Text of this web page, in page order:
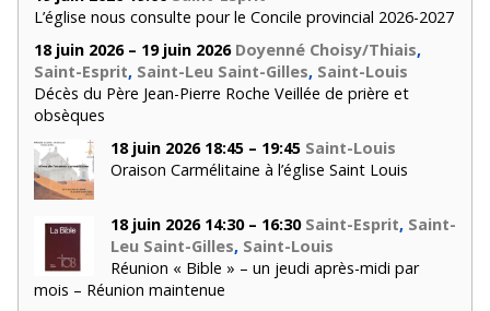
L’église nous consulte pour le Concile provincial 2026-2027
18 juin 2026 – 19 juin 2026 Doyenné Choisy/Thiais,
Saint-Esprit, Saint-Leu Saint-Gilles, Saint-Louis
Décès du Père Jean-Pierre Roche Veillée de prière et
obsèques
18 juin 2026 18:45 – 19:45 Saint-Louis
Oraison Carmélitaine à l’église Saint Louis
18 juin 2026 14:30 – 16:30 Saint-Esprit, Saint-
Leu Saint-Gilles, Saint-Louis
Réunion « Bible » – un jeudi après-midi par
mois – Réunion maintenue